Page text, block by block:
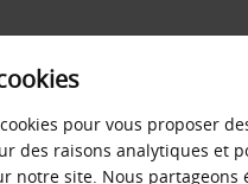
SERVICE
pour vous proposer
des raisons analytiques et
notre site. Nous partageons